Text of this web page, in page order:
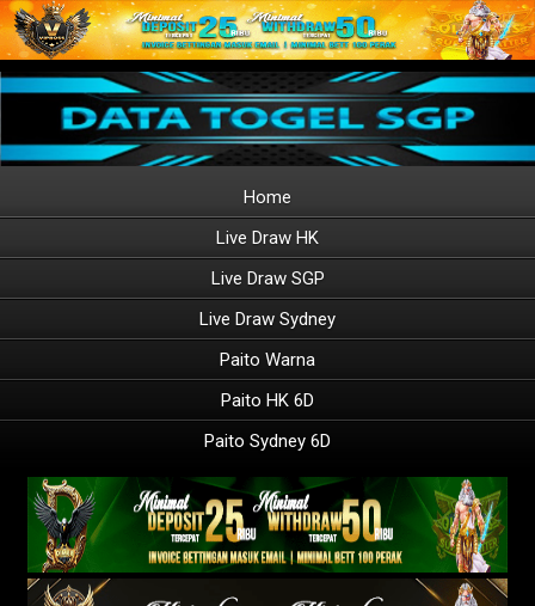
Home
Live Draw HK
Live Draw SGP
Live Draw Sydney
Paito Warna
Paito HK 6D
Paito Sydney 6D